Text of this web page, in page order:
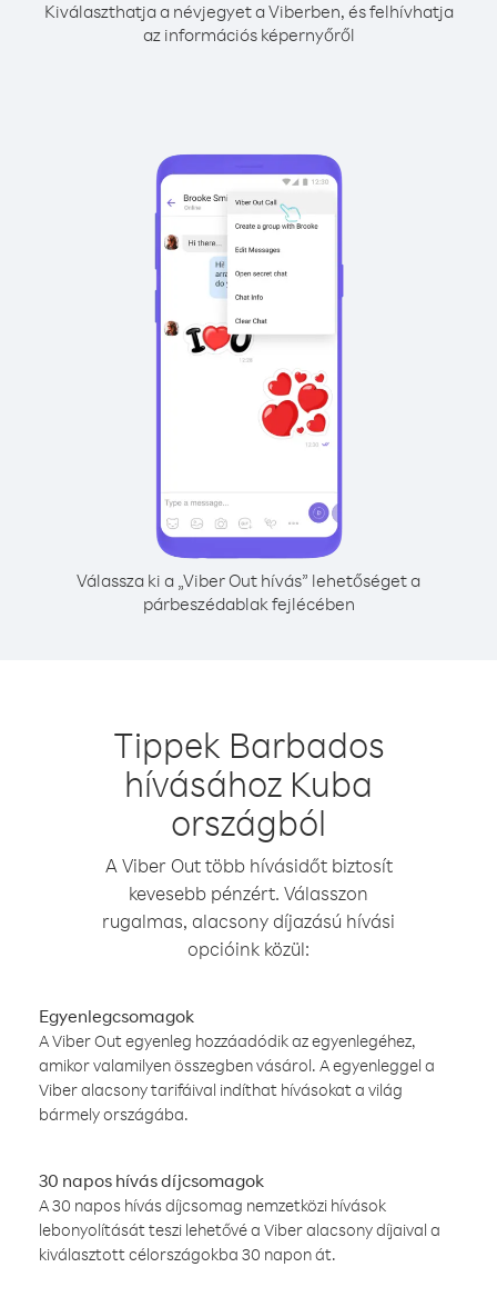
Kiválaszthatja a névjegyet a Viberben, és felhívhatja
az információs képernyőről
Válassza ki a „Viber Out hívás” lehetőséget a
párbeszédablak fejlécében
Tippek Barbados
hívásához Kuba
országból
A Viber Out több hívásidőt biztosít
kevesebb pénzért. Válasszon
rugalmas, alacsony díjazású hívási
opcióink közül:
Egyenlegcsomagok
A Viber Out egyenleg hozzáadódik az egyenlegéhez,
amikor valamilyen összegben vásárol. A egyenleggel a
Viber alacsony tarifáival indíthat hívásokat a világ
bármely országába.
30 napos hívás díjcsomagok
A 30 napos hívás díjcsomag nemzetközi hívások
lebonyolítását teszi lehetővé a Viber alacsony díjaival a
kiválasztott célországokba 30 napon át.